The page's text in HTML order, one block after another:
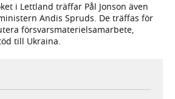
i Lettland träffar Pål Jonson även
Andis Spruds. De träffas för
försvarsmaterielsamarbete,
till Ukraina.